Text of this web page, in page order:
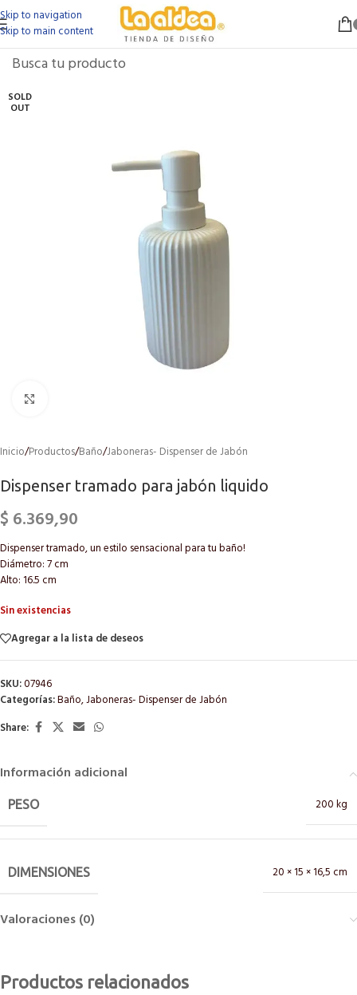
Skip to navigation
Skip to main content
SOLD
OUT
Inicio/Productos/Baño/Jaboneras- Dispenser de Jabón
Dispenser tramado para jabón liquido
$ 6.369,90
Dispenser tramado, un estilo sensacional para tu baño!
Diámetro: 7 cm
Alto: 16.5 cm
Sin existencias
Agregar a la lista de deseos
SKU:07946
Categorías:Baño,Jaboneras- Dispenser de Jabón
Share:
Información adicional
PESO 200 kg
DIMENSIONES 20 × 15 × 16,5 cm
Valoraciones (0)
Productos relacionados